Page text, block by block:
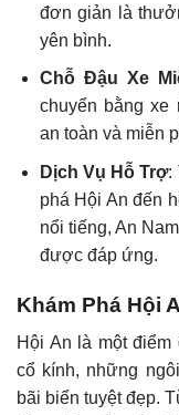
đơn giản là
yên bình.
Chỗ Đậu Xe
chuyển bằng xe
an toàn và miễn
Dịch Vụ Hỗ Trợ:
phá Hội An đến
nổi tiếng, An
được đáp ứng.
Khám Phá Hội
Hội An là một
cổ kính, những
bãi biển tuyệt đẹp.